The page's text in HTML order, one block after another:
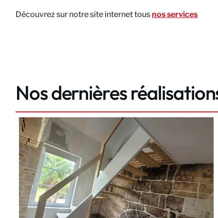
Découvrez sur notre site internet tousnos services
Nos dernières